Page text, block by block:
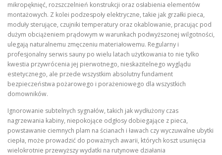
mikropęknięć, rozszczelnień konstrukcji oraz osłabienia elementów
montażowych. Z kolei podzespoły elektryczne, takie jak grzałki pieca,
moduły sterujące, czujniki temperatury oraz okablowanie, pracując pod
dużym obciążeniem prądowym w warunkach podwyższonej wilgotności,
ulegają naturalnemu zmęczeniu materiałowemu. Regularny i
profesjonalny serwis sauny po wielu latach użytkowania to nie tylko
kwestia przywrócenia jej pierwotnego, nieskazitelnego wyglądu
estetycznego, ale przede wszystkim absolutny fundament
bezpieczeństwa pożarowego i porażeniowego dla wszystkich
domowników.
Ignorowanie subtelnych sygnałów, takich jak wydłużony czas
nagrzewania kabiny, niepokojące odgłosy dobiegające z pieca,
powstawanie ciemnych plam na ścianach i ławach czy wyczuwalne ubytki
ciepła, może prowadzić do poważnych awarii, których koszt usunięcia
wielokrotnie przewyższy wydatki na rutynowe działania